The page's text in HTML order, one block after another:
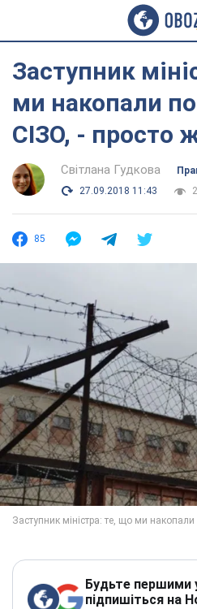
Заступник
ми накопали
СІЗО, - просто
Світлана Гудкова
27.09.2018 11:43
85
Будьте першими
підпишіться на